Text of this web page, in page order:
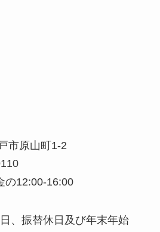
市原山町1-2
の12:00-16:00
、振替休日及び年末年始